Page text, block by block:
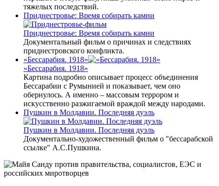
тяжелых последствий.
Приднестровье: Время собирать камни
Приднестровье: Время собирать камни
Документальный фильм о причинах и следствиях
приднестровского конфликта.
«Бессарабия. 1918»
«Бессарабия. 1918»
Картина подробно описывает процесс объединения
Бессарабии с Румынией и показывает, чем оно
обернулось. А именно – массовым террором и
искусственно разжигаемой враждой между народами.
Пушкин в Молдавии. Последняя дуэль
Пушкин в Молдавии. Последняя дуэль
Документально-художественный фильм о "бессарабской
ссылке" А.С.Пушкина.